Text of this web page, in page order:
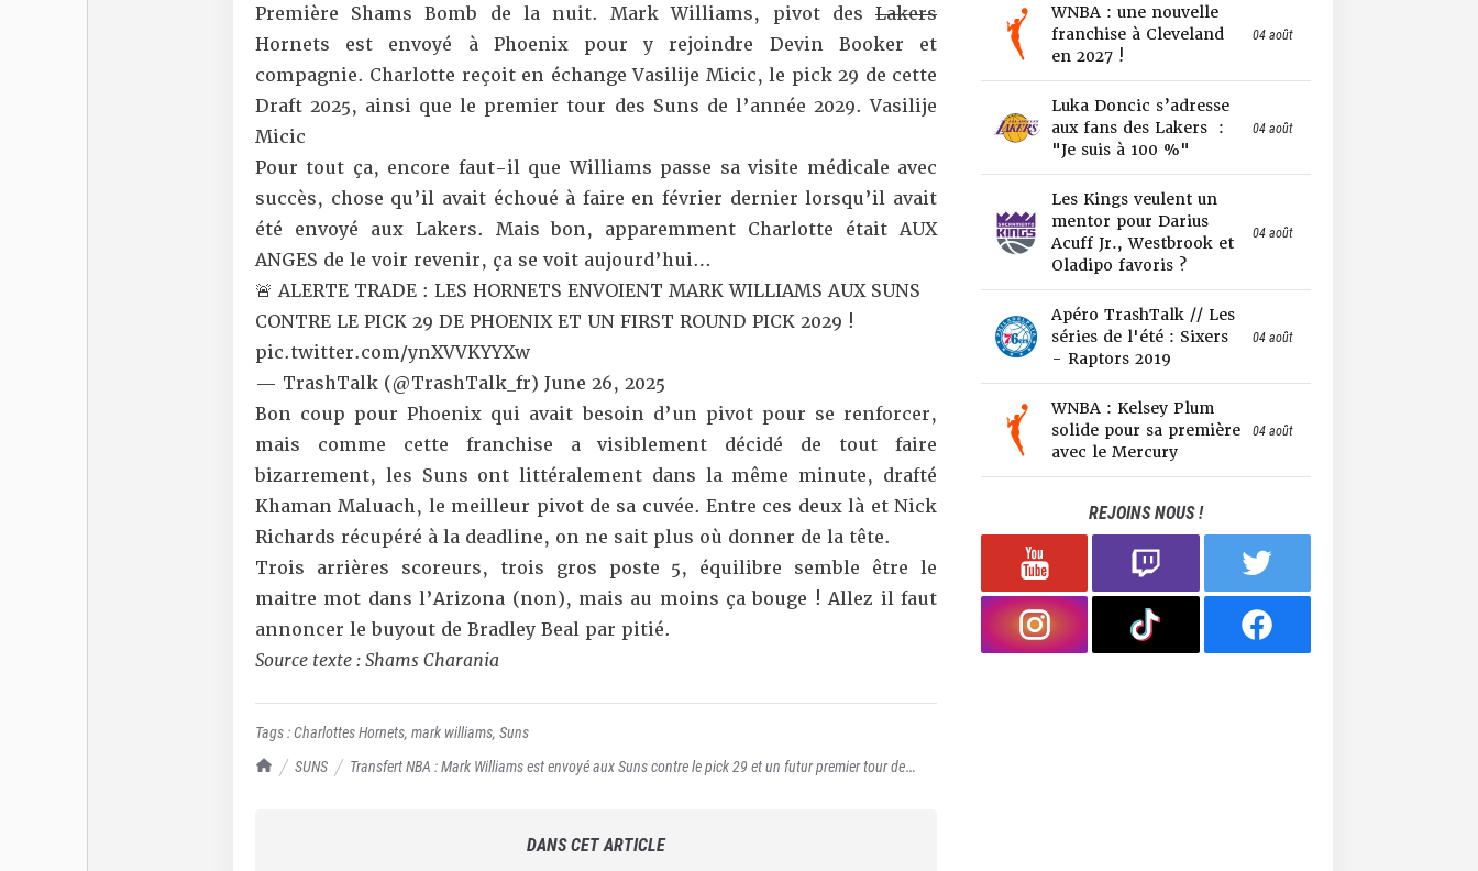
TrashTalk Actu NBA
SUNS
Transfert NBA : Mark Williams est envoyé aux Suns contre le pick 29 et un futur premier tour de
Première Shams Bomb de la nuit. Mark Williams, pivot des Lakers
Hornets est envoyé à Phoenix pour y rejoindre Devin Booker et
compagnie. Charlotte reçoit en échange Vasilije Micic, le pick 29 de cette
Draft 2025, ainsi que le premier tour des Suns de l’année 2029. Vasilije
Micic
Pour tout ça, encore faut-il que Williams passe sa visite médicale avec
succès, chose qu’il avait échoué à faire en février dernier lorsqu’il avait
été envoyé aux Lakers. Mais bon, apparemment Charlotte était AUX
ANGES de le voir revenir, ça se voit aujourd’hui…
🚨 ALERTE TRADE : LES HORNETS ENVOIENT MARK WILLIAMS AUX SUNS
CONTRE LE PICK 29 DE PHOENIX ET UN FIRST ROUND PICK 2029 !
pic.twitter.com/ynXVVKYYXw
— TrashTalk (@TrashTalk_fr) June 26, 2025
Bon coup pour Phoenix qui avait besoin d’un pivot pour se renforcer,
mais comme cette franchise a visiblement décidé de tout faire
bizarrement, les Suns ont littéralement dans la même minute, drafté
Khaman Maluach, le meilleur pivot de sa cuvée. Entre ces deux là et Nick
Richards récupéré à la deadline, on ne sait plus où donner de la tête.
Trois arrières scoreurs, trois gros poste 5, équilibre semble être le
maitre mot dans l’Arizona (non), mais au moins ça bouge ! Allez il faut
annoncer le buyout de Bradley Beal par pitié.
Source texte :Shams Charania
Tags :Charlottes Hornets, mark williams, Suns
DANS CET ARTICLE
WNBA : une nouvelle
franchise à Cleveland
en 2027 !
04 août
Luka Doncic s’adresse
aux fans des Lakers :
"Je suis à 100 %"
04 août
Les Kings veulent un
mentor pour Darius
Acuff Jr., Westbrook et
Oladipo favoris ?
04 août
Apéro TrashTalk // Les
séries de l'été : Sixers
- Raptors 2019
04 août
WNBA : Kelsey Plum
solide pour sa première
avec le Mercury
04 août
REJOINS NOUS !